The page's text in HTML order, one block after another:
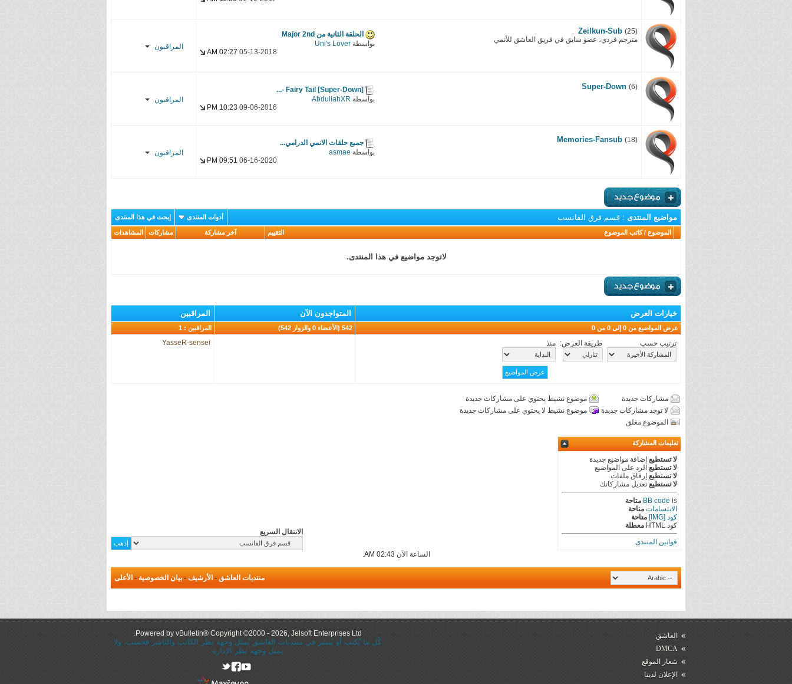
Zeilkun-Sub (25)
مترجم فردي، عضو سابق في فريق العاشق للأنمي
الحلقة الثانية من Major 2nd
بواسطة Uni's Lover
05-13-2018
02:27 AM
المراقبون
sensei
Super-Down (6)
[Super-Down] Fairy Tail -...
بواسطة AbdullahXR
09-06-2016
10:23 PM
المراقبون
YasseR-
Memories-Fansub (18)
جميع حلقات الانمي الدرامي...
بواسطة asmae
06-16-2020
09:51 PM
المراقبون
YasseR-
sensei
مواضيع المنتدى : قسم فرق الفانسب أدوات المنتدى إبحث في هذا المنتدى
التقييم الموضوع /كاتب الموضوع آخر مشاركة مشاركات المشاهدات
لاتوجد مواضيع في هذا المنتدى.
خيارات العرض المتواجدون الآن المراقبين
عرض المواضيع من 0 إلى 0 من 0 542 (الأعضاء 0 والزوار 542) المراقبين : 1
ترتيب حسب طريقة العرض: منذ YasseR-sensei
مشاركات جديدة
موضوع نشيط يحتوي على مشاركات جديدة
لا توجد مشاركات جديدة
موضوع نشيط لا يحتوي على مشاركات جديدة
الموضوع مغلق
تعليمات المشاركة
لا تستطيع إضافة مواضيع جديدة
لا تستطيع الرد على المواضيع
لا تستطيع إرفاق ملفات
لا تستطيع تعديل مشاركاتك
BB code is
متاحة
الابتسامات متاحة
كود [IMG]
متاحة
كود HTML
معطلة
قوانين المنتدى
الانتقال السريع
الساعة الآن 02:43 AM
.
منتديات العاشق - الأرشيف - بيان الخصوصية - الأعلى
العاشق
DMCA
شعار الموقع
الإعلان لدينا
Powered by vBulletin® Copyright ©2000 - 2026, Jelsoft Enterprises Ltd.
كُل ما يُكتب أو يُنشر في منتديات العاشق يُمثل وجهة نظر الكاتب والناشر فحسب، ولا
يمثل وجهه نظر الإدارة